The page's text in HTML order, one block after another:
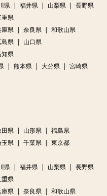
県 福井県 山梨県
長野県
重県
庫県 奈良県
和歌山県
島県
山口県
知県
熊本県 大分県
宮崎県
田県 山形県
福島県
玉県 千葉県
東京都
県 福井県 山梨県
長野県
重県
庫県 奈良県
和歌山県